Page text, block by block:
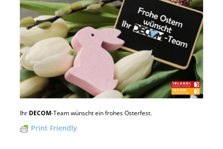
Ihr DECOM-Team wünscht ein frohes Osterfest.
Print Friendly